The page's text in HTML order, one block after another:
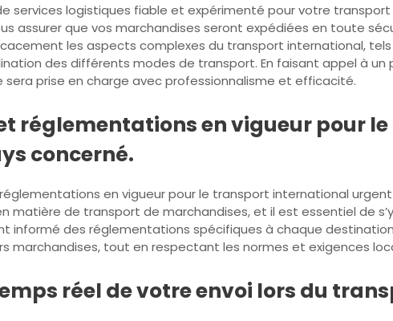
services logistiques fiable et expérimenté pour votre
assurer que vos marchandises seront expédiées en toute
les aspects complexes du transport international,
des différents modes de transport. En faisant appel à un
sera prise en charge avec professionnalisme et efficacité.
réglementations en vigueur pour
concerné.
en vigueur pour le transport international
matière de transport de marchandises, et il est essentiel de
informé des réglementations spécifiques à chaque
marchandises, tout en respectant les normes et exigences
réel de votre envoi lors du